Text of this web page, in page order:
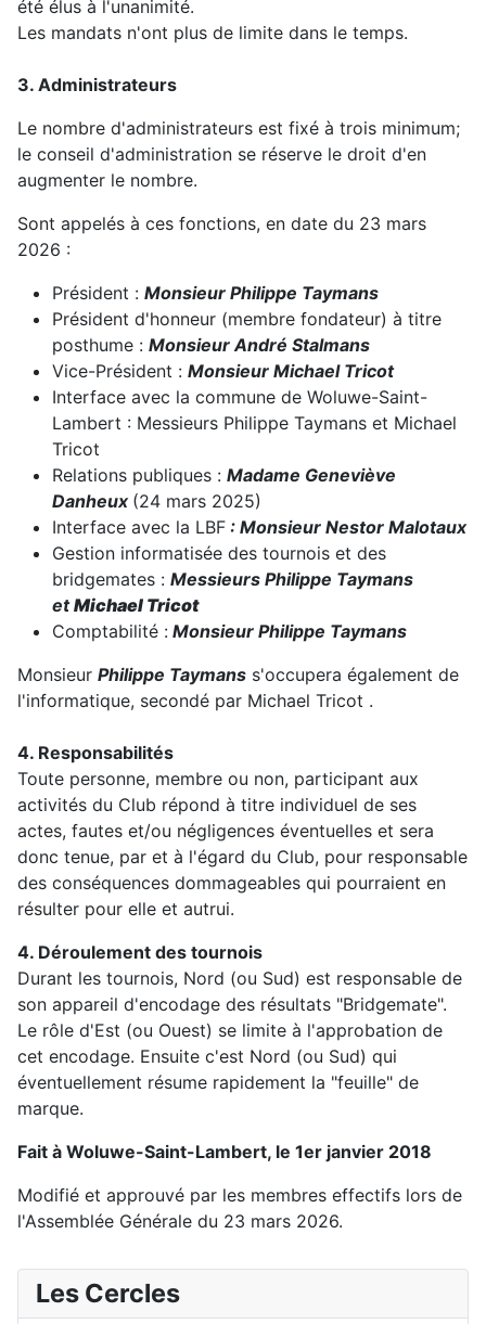
été élus à l'unanimité.
Les mandats n'ont plus de limite dans le temps.
3. Administrateurs
Le nombre d'administrateurs est fixé à trois minimum;
le conseil d'administration se réserve le droit d'en
augmenter le nombre.
Sont appelés à ces fonctions, en date du 23 mars
2026 :
Président : Monsieur Philippe Taymans
Président d'honneur (membre fondateur) à titre
posthume : Monsieur André Stalmans
Vice-Président : Monsieur Michael Tricot
Interface avec la commune de Woluwe-Saint-
Lambert : Messieurs Philippe Taymans et Michael
Tricot
Relations publiques : Madame Geneviève
Danheux (24 mars 2025)
Interface avec la LBF : Monsieur Nestor Malotaux
Gestion informatisée des tournois et des
bridgemates : Messieurs Philippe Taymans
etMichael Tricot
Comptabilité : Monsieur Philippe Taymans
Monsieur Philippe Taymans s'occupera également de
l'informatique, secondé par Michael Tricot .
4. Responsabilités
Toute personne, membre ou non, participant aux
activités du Club répond à titre individuel de ses
actes, fautes et/ou négligences éventuelles et sera
donc tenue, par et à l'égard du Club, pour responsable
des conséquences dommageables qui pourraient en
résulter pour elle et autrui.
4. Déroulement des tournois
Durant les tournois, Nord (ou Sud) est responsable de
son appareil d'encodage des résultats "Bridgemate".
Le rôle d'Est (ou Ouest) se limite à l'approbation de
cet encodage. Ensuite c'est Nord (ou Sud) qui
éventuellement résume rapidement la "feuille" de
marque.
Fait à Woluwe-Saint-Lambert, le 1er janvier 2018
Modifié et approuvé par les membres effectifs lors de
l'Assemblée Générale du 23 mars 2026.
Les Cercles